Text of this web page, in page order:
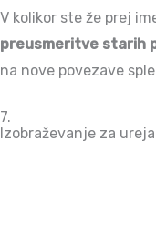
V kolikor ste že prej
preusmeritve starih
na nove povezave
7.
Izobraževanje za